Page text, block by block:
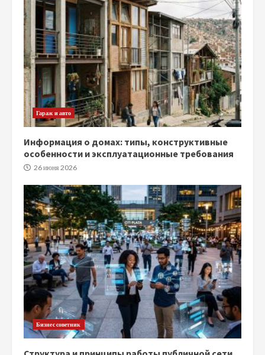
Гараж и авто
Информация о домах: типы, конструктивные
особенности и эксплуатационные требования
26 июня 2026
Бизнес советник